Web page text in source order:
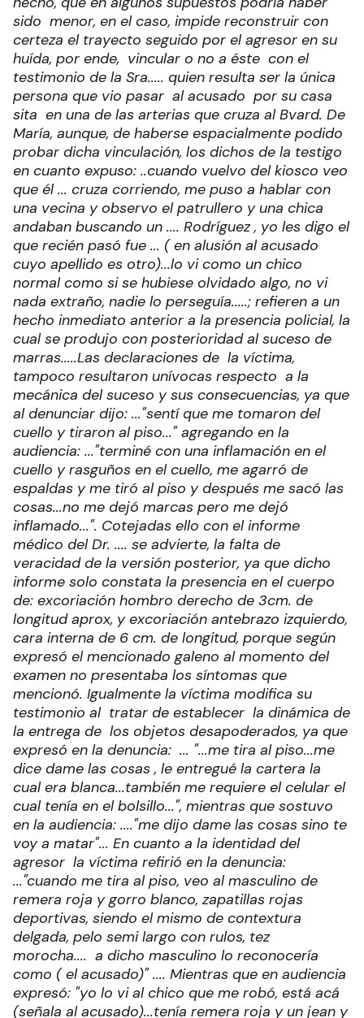
sido menor, en el caso, impide reconstruir con
certeza el trayecto seguido por el agresor en su
huída, por ende, vincular o no a éste con el
testimonio de la Sra..... quien resulta ser la única
persona que vio pasar al acusado por su casa
sita en una de las arterias que cruza al Bvard. De
María, aunque, de haberse espacialmente podido
probar dicha vinculación, los dichos de la testigo
en cuanto expuso: ..cuando vuelvo del kiosco veo
que él ... cruza corriendo, me puso a hablar con
una vecina y observo el patrullero y una chica
andaban buscando un .... Rodríguez , yo les digo el
que recién pasó fue ... ( en alusión al acusado
cuyo apellido es otro)...lo vi como un chico
normal como si se hubiese olvidado algo, no vi
nada extraño, nadie lo perseguía.....; refieren a un
hecho inmediato anterior a la presencia policial, la
cual se produjo con posterioridad al suceso de
marras.....Las declaraciones de la víctima,
tampoco resultaron unívocas respecto a la
mecánica del suceso y sus consecuencias, ya que
al denunciar dijo: ..."sentí que me tomaron del
cuello y tiraron al piso..." agregando en la
audiencia: ..."terminé con una inflamación en el
cuello y rasguños en el cuello, me agarró de
espaldas y me tiró al piso y después me sacó las
cosas...no me dejó marcas pero me dejó
inflamado...". Cotejadas ello con el informe
médico del Dr. .... se advierte, la falta de
veracidad de la versión posterior, ya que dicho
informe solo constata la presencia en el cuerpo
de: excoriación hombro derecho de 3cm. de
longitud aprox, y excoriación antebrazo izquierdo,
cara interna de 6 cm. de longitud, porque según
expresó el mencionado galeno al momento del
examen no presentaba los síntomas que
mencionó. Igualmente la víctima modifica su
testimonio al tratar de establecer la dinámica de
la entrega de los objetos desapoderados, ya que
expresó en la denuncia: ... "...me tira al piso...me
dice dame las cosas , le entregué la cartera la
cual era blanca...también me requiere el celular el
cual tenía en el bolsillo...", mientras que sostuvo
en la audiencia: ...."me dijo dame las cosas sino te
voy a matar"... En cuanto a la identidad del
agresor la víctima refirió en la denuncia:
..."cuando me tira al piso, veo al masculino de
remera roja y gorro blanco, zapatillas rojas
deportivas, siendo el mismo de contextura
delgada, pelo semi largo con rulos, tez
morocha.... a dicho masculino lo reconocería
como ( el acusado)" .... Mientras que en audiencia
expresó: "yo lo vi al chico que me robó, está acá
(señala al acusado)...tenía remera roja y un jean y